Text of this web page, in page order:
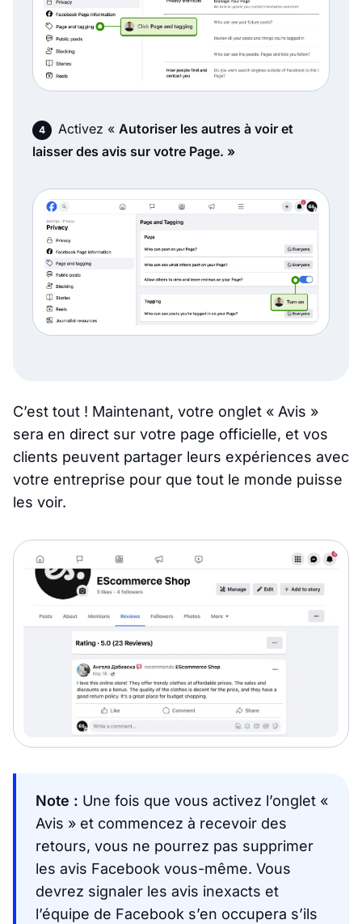
Activez « Autoriser les autres à voir et
laisser des avis sur votre Page. »
C’est tout ! Maintenant, votre onglet « Avis »
sera en direct sur votre page officielle, et vos
clients peuvent partager leurs expériences avec
votre entreprise pour que tout le monde puisse
les voir.
Note : Une fois que vous activez l’onglet «
Avis » et commencez à recevoir des
retours, vous ne pourrez pas supprimer
les avis Facebook vous-même. Vous
devrez signaler les avis inexacts et
l’équipe de Facebook s’en occupera s’ils